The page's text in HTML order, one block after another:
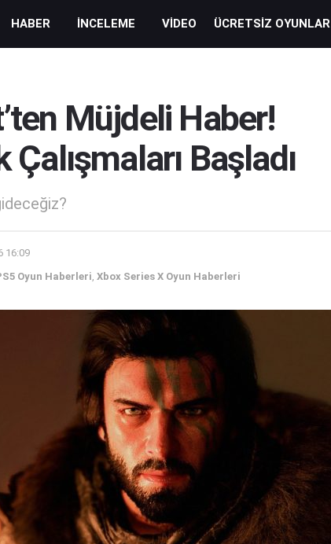
HABER İNCELEME VIDEO ÜCRETSIZ OYUNLAR
Müjdeli Haber!
Başladı
16:09
Oyun Haberleri, Xbox Series X Oyun Haberleri